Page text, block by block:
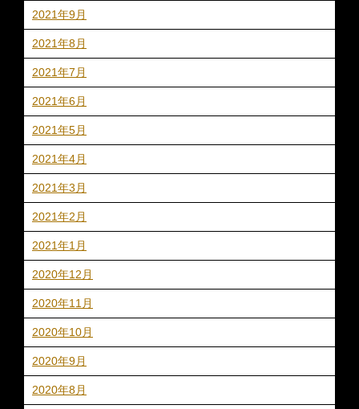
2021年9月
2021年8月
2021年7月
2021年6月
2021年5月
2021年4月
2021年3月
2021年2月
2021年1月
2020年12月
2020年11月
2020年10月
2020年9月
2020年8月